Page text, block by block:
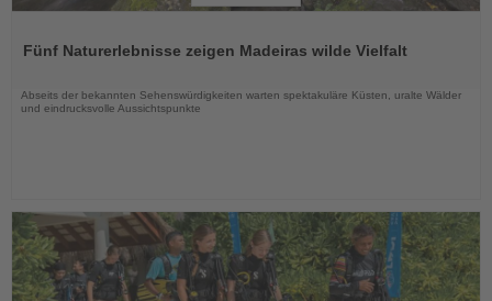
dieFünf Naturerlebnisse zeigen Madeiras wilde Vielfalt
Abseits der bekannten Sehenswürdigkeiten warten spektakuläre Küsten, uralte Wälder
und eindrucksvolle Aussichtspunkte